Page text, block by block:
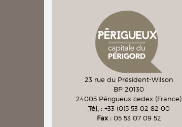
23 rue du Président-Wilson
BP 20130
24005 Périgueux cedex (France)
Tél.: +33 (0)5 53 02 82 00
Fax : 05 53 07 09 52